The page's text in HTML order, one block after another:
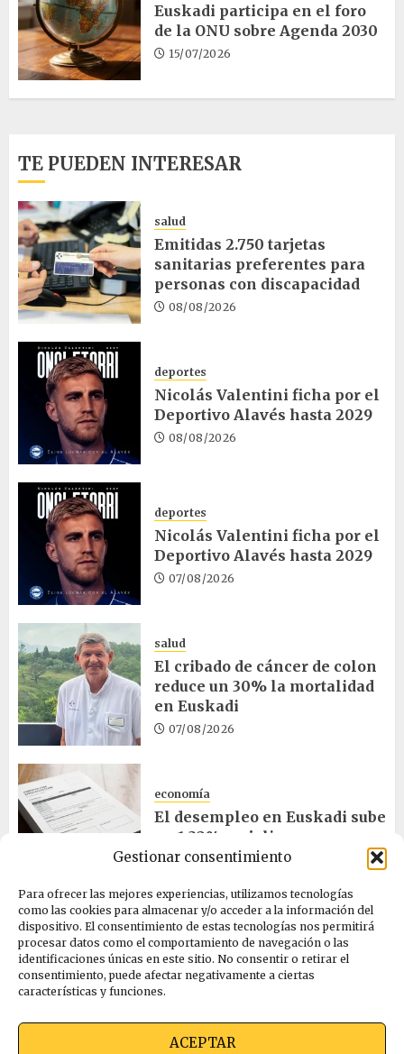
Gestionar consentimiento
Para ofrecer las mejores experiencias, utilizamos tecnologías
como las cookies para almacenar y/o acceder a la información del
dispositivo. El consentimiento de estas tecnologías nos permitirá
procesar datos como el comportamiento de navegación o las
identificaciones únicas en este sitio. No consentir o retirar el
consentimiento, puede afectar negativamente a ciertas
características y funciones.
ACEPTAR
Euskadi participa en el foro
de la ONU sobre Agenda 2030
15/07/2026
TE PUEDEN INTERESAR
salud
Emitidas 2.750 tarjetas
sanitarias preferentes para
personas con discapacidad
08/08/2026
deportes
Nicolás Valentini ficha por el
Deportivo Alavés hasta 2029
08/08/2026
deportes
Nicolás Valentini ficha por el
Deportivo Alavés hasta 2029
07/08/2026
salud
El cribado de cáncer de colon
reduce un 30% la mortalidad
en Euskadi
07/08/2026
economía
El desempleo en Euskadi sube
un 1,32% en julio
06/08/2026
salud
Bilbao acogerá el mayor
congreso europeo de salud
pública en noviembre